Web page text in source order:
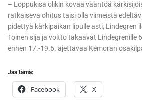
– Loppukisa olikin kovaa vääntöä
ratkaiseva ohitus taisi olla viimeistä
pidettyä kärkipaikan lipulle asti, Lindegren
Toinen sija ja voitto takaavat Lindegrenille
ennen 17.-19.6. ajettavaa Kemoran
Jaa tämä:
Facebook X